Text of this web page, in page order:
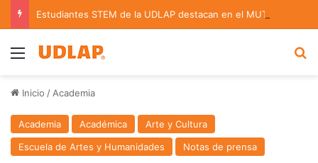
Menu
Inicio / Academia
Academia Académica
Arte y Cultura
Escuela de Artes y Humanidades
Notas de prensa